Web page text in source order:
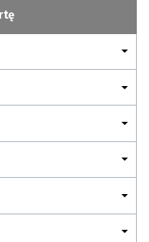
i odpowiedzi
z akcjonariuszami